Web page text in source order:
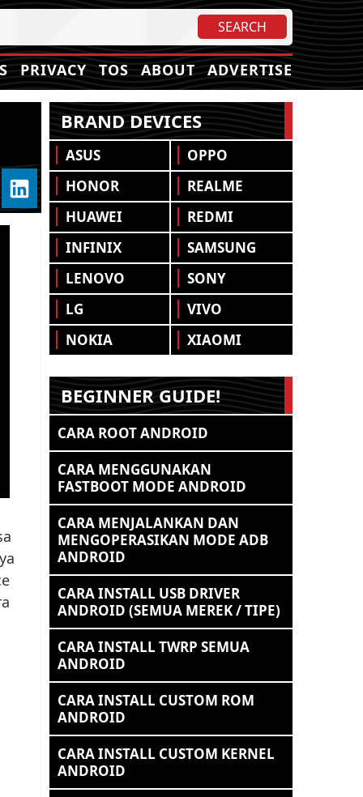
PRIVACY TOS ABOUT ADVERTISE
BRAND DEVICES
ASUS
HONOR
HUAWEI
INFINIX
LENOVO
LG
NOKIA
OPPO
REALME
REDMI
SAMSUNG
SONY
VIVO
XIAOMI
BEGINNER GUIDE!
CARA ROOT ANDROID
CARA MENGGUNAKAN
FASTBOOT MODE ANDROID
CARA MENJALANKAN DAN
MENGOPERASIKAN MODE ADB
ANDROID
CARA INSTALL USB DRIVER
ANDROID (SEMUA MEREK / TIPE)
CARA INSTALL TWRP SEMUA
ANDROID
CARA INSTALL CUSTOM ROM
ANDROID
CARA INSTALL CUSTOM KERNEL
ANDROID